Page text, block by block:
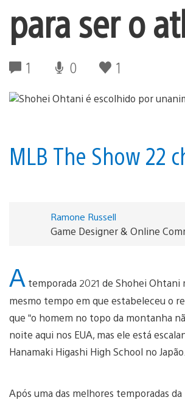
para ser o
1 0 1
MLB The Show 22
Ramone Russell
Game Designer & Online
A temporada 2021 de Shohei Ohtani
mesmo tempo em que estabeleceu o
que “o homem no topo da montanha
noite aqui nos EUA, mas ele está
Hanamaki Higashi High School no Japão.
Após uma das melhores temporadas